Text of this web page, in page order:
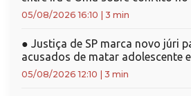
05/08/2026 16:10 3 min
● Justiça de SP marca novo júri
acusados de matar adolescente
05/08/2026 12:10 3 min